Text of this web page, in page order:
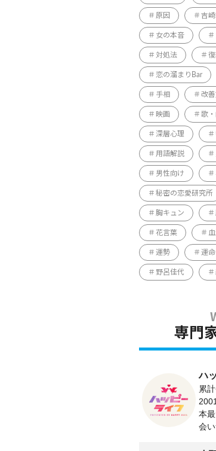
原因 吉
女の本音
対処法
恋の溜まりBar
手相 改
映画 歌
深層心理
用語解説
男性向け
秘密の恋愛研究所
胸キュン
花言葉
運勢 運命
野呂佳代
専門
ハ
累
本
会